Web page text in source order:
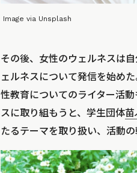
Image via Unsplash
その後、女性のウェルネスは
ェルネスについて発信を始め
性教育についてのライター活
スに取り組もうと、学生団体苗
たるテーマを取り扱い、活動の